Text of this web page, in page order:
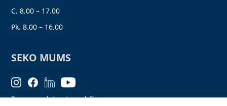
C. 8.00 – 17.00
Pk. 8.00 – 16.00
SEKO MUMS
Personas datu aizsardzība